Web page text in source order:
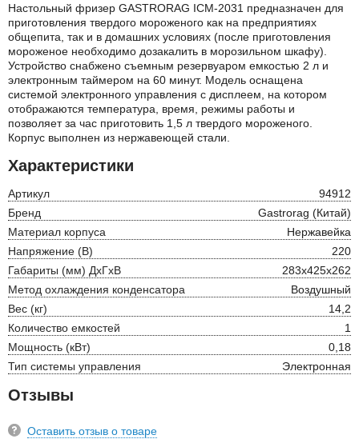
Настольный фризер GASTRORAG ICM-2031 предназначен для
приготовления твердого мороженого как на предприятиях
общепита, так и в домашних условиях (после приготовления
мороженое необходимо дозакалить в морозильном шкафу).
Устройство снабжено съемным резервуаром емкостью 2 л и
электронным таймером на 60 минут. Модель оснащена
системой электронного управления с дисплеем, на котором
отображаются температура, время, режимы работы и
позволяет за час приготовить 1,5 л твердого мороженого.
Корпус выполнен из нержавеющей стали.
Характеристики
Артикул
94912
Бренд
Gastrorag (Китай)
Материал корпуса
Нержавейка
Напряжение (В)
220
Габариты (мм) ДхГхВ
283х425х262
Метод охлаждения конденсатора
Воздушный
Вес (кг)
14,2
Количество емкостей
1
Мощность (кВт)
0,18
Тип системы управления
Электронная
Отзывы
Оставить отзыв о товаре